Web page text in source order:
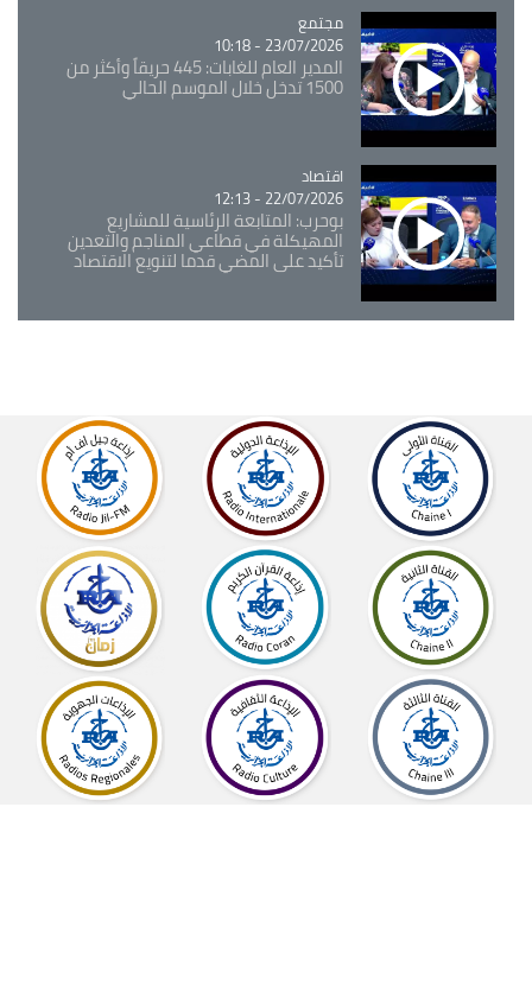
Catégorie
مجتمع
23/07/2026 - 10:18
المدير العام للغابات: 445 حريقاً وأكثر من
1500 تدخل خلال الموسم الحالي
Catégorie
اقتصاد
22/07/2026 - 12:13
بوحرب: المتابعة الرئاسية للمشاريع
المهيكلة في قطاعي المناجم والتعدين
تأكيد على المضي قدما لتنويع الاقتصاد